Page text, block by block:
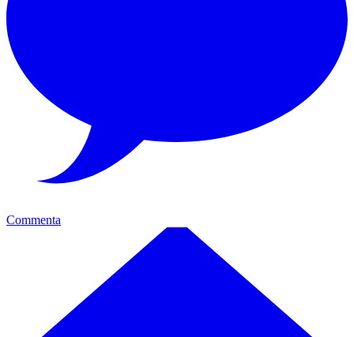
Commenta